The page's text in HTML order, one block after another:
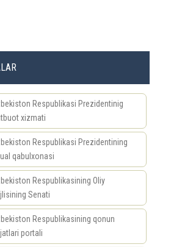
Respublikasi Prezidentinig
xizmati
Respublikasi Prezidentining
qabulxonasi
Respublikasining Oliy
Senati
Respublikasining qonun
portali